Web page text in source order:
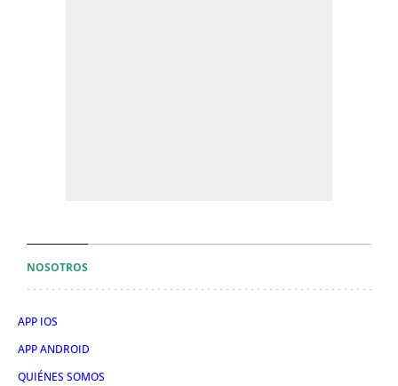
NOSOTROS
APP IOS
APP ANDROID
QUIÉNES SOMOS